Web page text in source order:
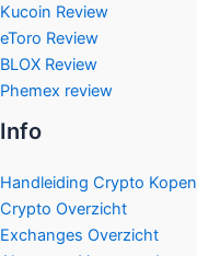
Kucoin Review
eToro Review
BLOX Review
Phemex review
Info
Handleiding Crypto Kopen
Crypto Overzicht
Exchanges Overzicht